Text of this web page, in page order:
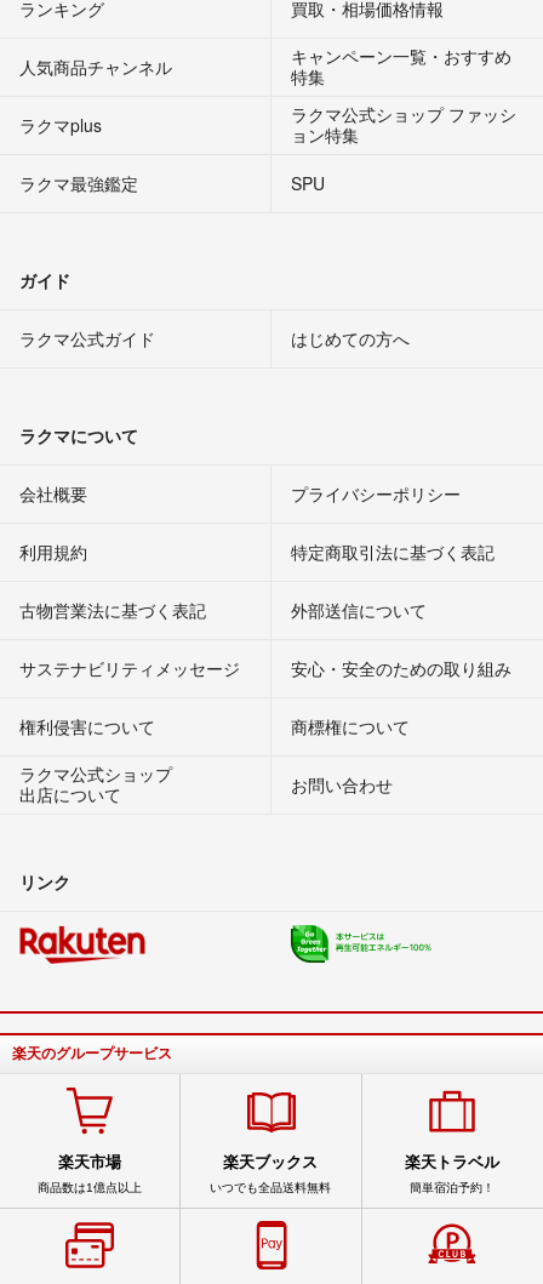
ランキング 買取・相場価格情報
人気商品チャンネル
キャンペーン一覧・おすすめ
特集
ラクマplus
ラクマ公式ショップ ファッシ
ョン特集
ラクマ最強鑑定
SPU
ガイド
ラクマ公式ガイド はじめての方へ
ラクマについて
会社概要 プライバシーポリシー
利用規約 特定商取引法に基づく表記
古物営業法に基づく表記 外部送信について
サステナビリティメッセージ 安心・安全のための取り組み
権利侵害について
商標権について
ラクマ公式ショップ
出店について
お問い合わせ
リンク
楽天のグループサービス
楽天市場
商品数は1億点以上
楽天ブックス
いつでも全品送料無料
楽天トラベル
簡単宿泊予約！